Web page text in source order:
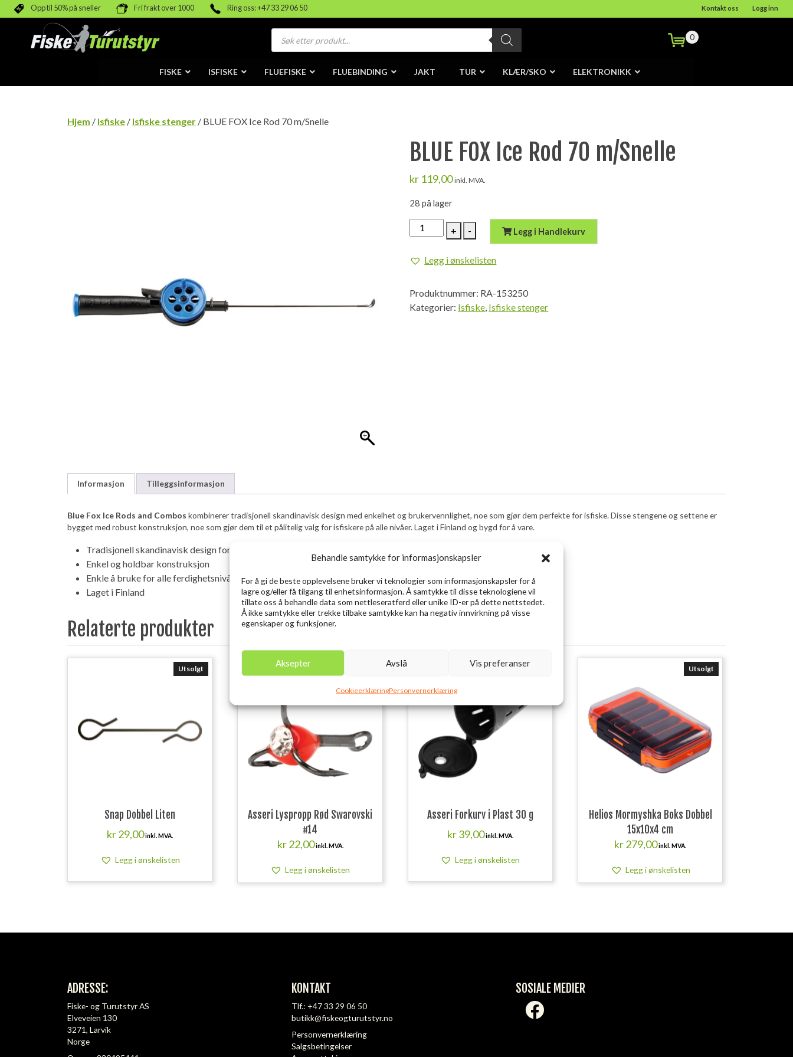
Behandle samtykke for informasjonskapsler
For å gi de beste opplevelsene bruker vi teknologier som informasjonskapsler for å
lagre og/eller få tilgang til enhetsinformasjon. Å samtykke til disse teknologiene vil
tillate oss å behandle data som nettleseratferd eller unike ID-er på dette nettstedet.
Å ikke samtykke eller trekke tilbake samtykke kan ha negativ innvirkning på visse
egenskaper og funksjoner.
Aksepter Avslå Vis preferanser
CookieerklæringPersonvernerklæring
Opp til 50% på sneller Fri frakt over 1000 Ring oss: +47 33 29 06 50 Kontakt oss Logg inn
Products
search
0
FISKE ISFISKE FLUEFISKE FLUEBINDING JAKT TUR KLÆR/SKO ELEKTRONIKK
Hjem / Isfiske / Isfiske stenger / BLUE FOX Ice Rod 70 m/Snelle
BLUE FOX Ice Rod 70 m/Snelle
kr 119,00 inkl. MVA.
28 på lager
+
BLUE
FOX
Rod
m/Snelle
antall
- Legg i Handlekurv
Legg i ønskelisten
Produktnummer: RA-153250
Kategorier: Isfiske, Isfiske stenger
Informasjon Tilleggsinformasjon
Blue Fox Ice Rods and Combos kombinerer tradisjonell skandinavisk design med enkelhet og brukervennlighet, noe som gjør dem perfekte for isfiske. Disse stengene og settene er
bygget med robust konstruksjon, noe som gjør dem til et pålitelig valg for isfiskere på alle nivåer. Laget i Finland og bygd for å vare.
Tradisjonell skandinavisk design for isfiske
Enkel og holdbar konstruksjon
Enkle å bruke for alle ferdighetsnivåer
Laget i Finland
Relaterte produkter
Utsolgt
Snap Dobbel Liten
kr29,00inkl. MVA.
Legg i ønskelisten
Asseri Lyspropp Rød Swarovski
#14
kr22,00 inkl. MVA.
Legg i ønskelisten
Utsolgt
Asseri Forkurv i Plast 30 g
kr39,00inkl. MVA.
Legg i ønskelisten
Utsolgt
Helios Mormyshka Boks Dobbel
15x10x4 cm
kr279,00inkl. MVA.
Legg i ønskelisten
ADRESSE:
Fiske- og Turutstyr AS
Elveveien 130
3271, Larvik
Norge
KONTAKT
Tlf.: +47 33 29 06 50
butikk@fiskeogturutstyr.no
Personvernerklæring
Salgsbetingelser
SOSIALE MEDIER